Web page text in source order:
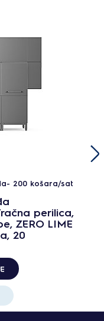
200 košara/sat
perilica,
ZERO LIME
20